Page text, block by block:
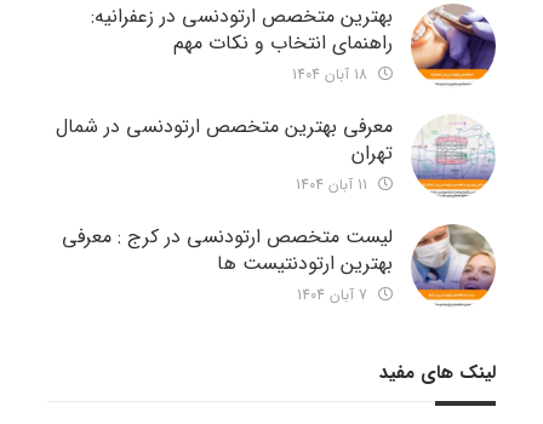
بهترین متخصص ارتودنسی در زعفرانیه:
راهنمای انتخاب و نکات مهم
معرفی بهترین متخصص ارتودنسی در شمال
تهران
لیست متخصص ارتودنسی در کرج : معرفی
بهترین ارتودنتیست ها
لینک های مفید